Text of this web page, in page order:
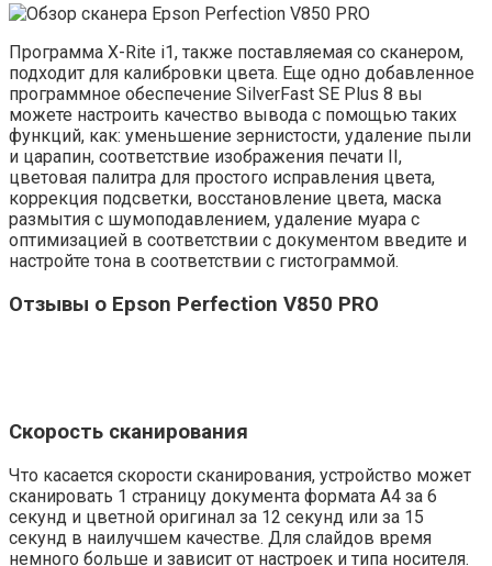
Программа X-Rite i1, также поставляемая со сканером,
подходит для калибровки цвета. Еще одно добавленное
программное обеспечение SilverFast SE Plus 8 вы
можете настроить качество вывода с помощью таких
функций, как: уменьшение зернистости, удаление пыли
и царапин, соответствие изображения печати II,
цветовая палитра для простого исправления цвета,
коррекция подсветки, восстановление цвета, маска
размытия с шумоподавлением, удаление муара с
оптимизацией в соответствии с документом введите и
настройте тона в соответствии с гистограммой.
Отзывы о Epson Perfection V850 PRO
Скорость сканирования
Что касается скорости сканирования, устройство может
сканировать 1 страницу документа формата A4 за 6
секунд и цветной оригинал за 12 секунд или за 15
секунд в наилучшем качестве. Для слайдов время
немного больше и зависит от настроек и типа носителя.